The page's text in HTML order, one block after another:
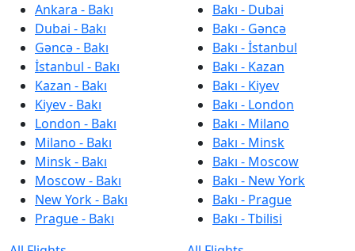
Ankara - Bakı
Dubai - Bakı
Gəncə - Bakı
İstanbul - Bakı
Kazan - Bakı
Kiyev - Bakı
London - Bakı
Milano - Bakı
Minsk - Bakı
Moscow - Bakı
New York - Bakı
Prague - Bakı
Bakı - Dubai
Bakı - Gəncə
Bakı - İstanbul
Bakı - Kazan
Bakı - Kiyev
Bakı - London
Bakı - Milano
Bakı - Minsk
Bakı - Moscow
Bakı - New York
Bakı - Prague
Bakı - Tbilisi